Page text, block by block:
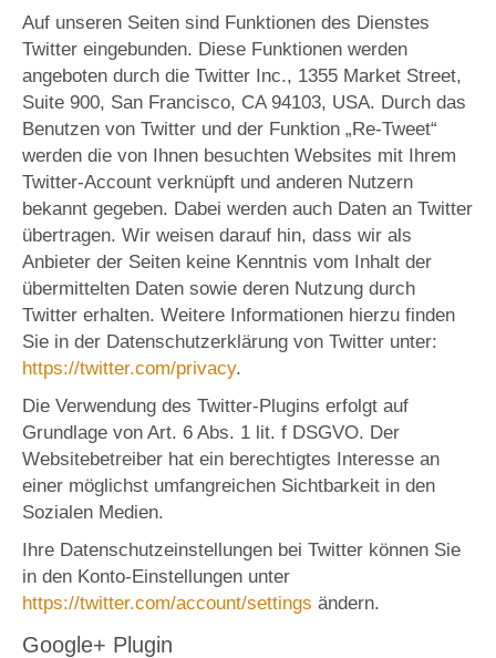
Auf unseren Seiten sind Funktionen des Dienstes
Twitter eingebunden. Diese Funktionen werden
angeboten durch die Twitter Inc., 1355 Market Street,
Suite 900, San Francisco, CA 94103, USA. Durch das
Benutzen von Twitter und der Funktion „Re-Tweet“
werden die von Ihnen besuchten Websites mit Ihrem
Twitter-Account verknüpft und anderen Nutzern
bekannt gegeben. Dabei werden auch Daten an Twitter
übertragen. Wir weisen darauf hin, dass wir als
Anbieter der Seiten keine Kenntnis vom Inhalt der
übermittelten Daten sowie deren Nutzung durch
Twitter erhalten. Weitere Informationen hierzu finden
Sie in der Datenschutzerklärung von Twitter unter:
https://twitter.com/privacy.
Die Verwendung des Twitter-Plugins erfolgt auf
Grundlage von Art. 6 Abs. 1 lit. f DSGVO. Der
Websitebetreiber hat ein berechtigtes Interesse an
einer möglichst umfangreichen Sichtbarkeit in den
Sozialen Medien.
Ihre Datenschutzeinstellungen bei Twitter können Sie
in den Konto-Einstellungen unter
https://twitter.com/account/settings ändern.
Google+ Plugin